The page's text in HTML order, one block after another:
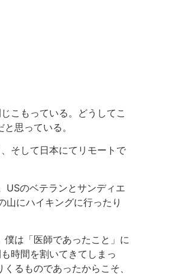
こもっている。どうしてこ
思っている。
そして日本にてリモートで
USのベテランとサンディエ
にハイキングに行ったり
は「医師であったこと」に
時間を割いてきてしまっ
るものであったからこそ、